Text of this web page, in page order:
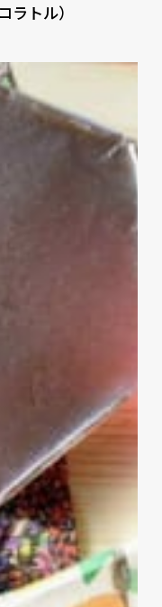
ラトル）